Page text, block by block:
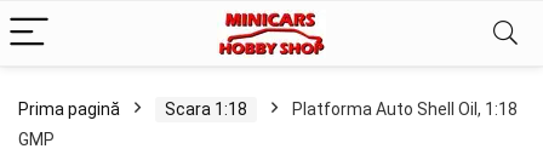
Prima pagină Scara 1:18
Platforma Auto Shell Oil, 1:18
GMP